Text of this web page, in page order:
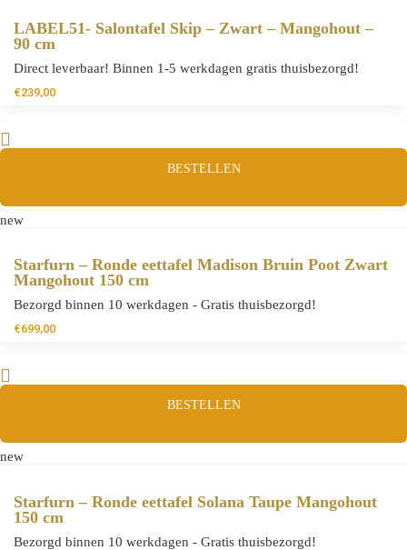
LABEL51- Salontafel Skip – Zwart – Mangohout –
90 cm
Direct leverbaar! Binnen 1-5 werkdagen gratis thuisbezorgd!
€239,00
BESTELLEN
new
Starfurn – Ronde eettafel Madison Bruin Poot Zwart
Mangohout 150 cm
Bezorgd binnen 10 werkdagen - Gratis thuisbezorgd!
€699,00
BESTELLEN
new
Starfurn – Ronde eettafel Solana Taupe Mangohout
150 cm
Bezorgd binnen 10 werkdagen - Gratis thuisbezorgd!